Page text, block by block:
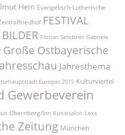
Hein Evangelisch-Lutherische
FESTIVAL
Florian Sendtner Gabriele
Große Ostbayerische
Jahresthema
Europas 2015 Kulturviertel
Gewerbeverein
Obernberg/Inn Kunstsalon Lexa
Zeitung München